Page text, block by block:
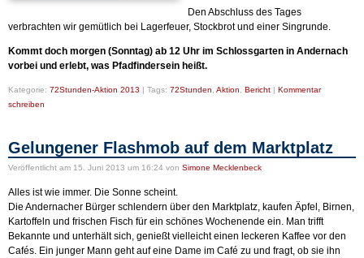
Den Abschluss des Tages
verbrachten wir gemütlich bei Lagerfeuer, Stockbrot und einer Singrunde.
Kommt doch morgen (Sonntag) ab 12 Uhr im Schlossgarten in Andernach
vorbei und erlebt, was Pfadfindersein heißt.
Kategorie: 72Stunden-Aktion 2013 Tags: 72Stunden, Aktion, Bericht
Kommentar
schreiben
Gelungener Flashmob auf dem Marktplatz
Veröffentlicht am 15. Juni 2013 um 16:24 von Simone Mecklenbeck
Alles ist wie immer. Die Sonne scheint.
Die Andernacher Bürger schlendern über den Marktplatz, kaufen Äpfel, Birnen,
Kartoffeln und frischen Fisch für ein schönes Wochenende ein. Man trifft
Bekannte und unterhält sich, genießt vielleicht einen leckeren Kaffee vor den
Cafés. Ein junger Mann geht auf eine Dame im Café zu und fragt, ob sie ihn